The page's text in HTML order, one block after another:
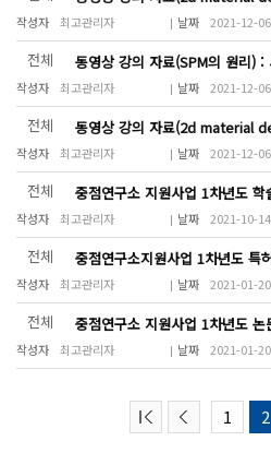
최고관리자 2021-12-06
전체 동영상 강의 자료(SPM의 원리) :
최고관리자 2021-12-06
전체 동영상 강의 자료(2d material
최고관리자 2021-12-06
전체 중점연구소 지원사업 1차년도
최고관리자 2021-10-14
전체 중점연구소지원사업 1차년도 특
최고관리자 2021-01-20
전체 중점연구소 지원사업 1차년도
최고관리자 2021-01-20
1 2